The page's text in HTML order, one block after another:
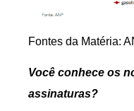
Fontes da Matéria:
Você conhece os
assinaturas?